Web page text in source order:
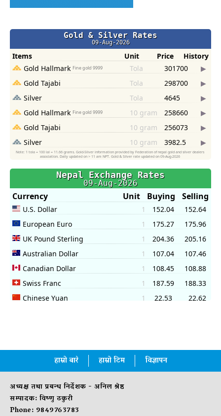
हाम्रो बारे हाम्रो टिम विज्ञापन
अध्यक्ष तथा प्रबन्ध निर्देशक - अनिल श्रेष्ठ
सम्पादक: विष्णु ठकुरी
Phone: 9849763783